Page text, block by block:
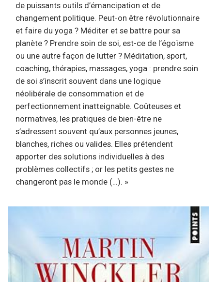
de puissants outils d’émancipation et de
changement politique. Peut-on être révolutionnaire
et faire du yoga ? Méditer et se battre pour sa
planète ? Prendre soin de soi, est-ce de l’égoïsme
ou une autre façon de lutter ? Méditation, sport,
coaching, thérapies, massages, yoga : prendre soin
de soi s’inscrit souvent dans une logique
néolibérale de consommation et de
perfectionnement inatteignable. Coûteuses et
normatives, les pratiques de bien-être ne
s’adressent souvent qu’aux personnes jeunes,
blanches, riches ou valides. Elles prétendent
apporter des solutions individuelles à des
problèmes collectifs ; or les petits gestes ne
changeront pas le monde (…). »